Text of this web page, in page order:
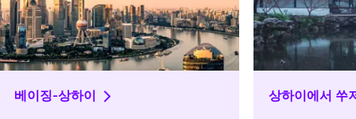
베이징-상하이 상하이에서 쑤